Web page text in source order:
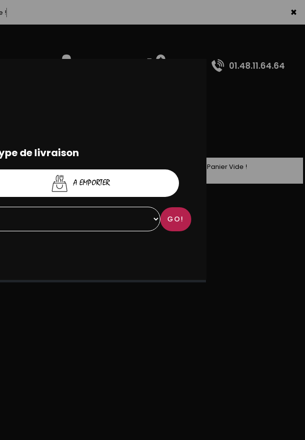
×
!
01.48.11.64.64
Panier Vide !